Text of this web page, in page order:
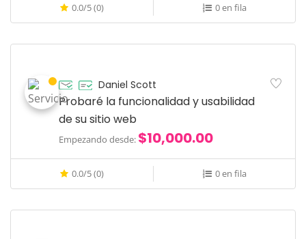
0.0/5 (0) 0 en fila
Daniel Scott
Probaré la funcionalidad y usabilidad
de su sitio web
Empezando desde: $10,000.00
0.0/5 (0) 0 en fila